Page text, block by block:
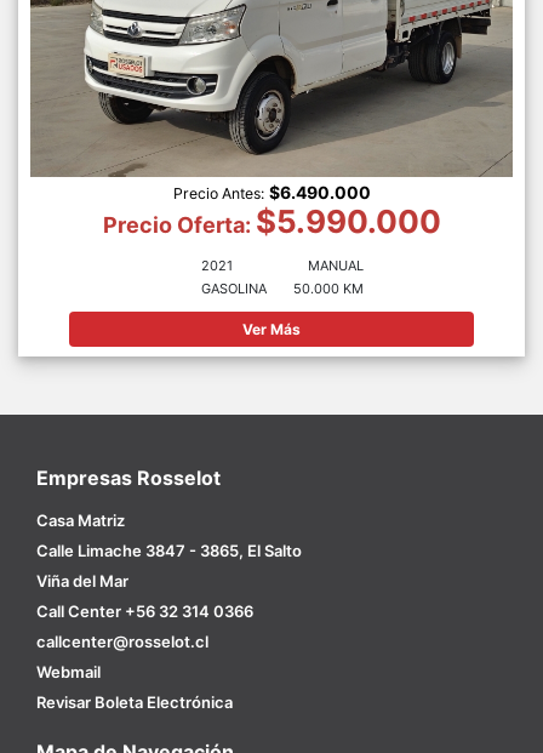
Precio Antes: $6.490.000
Precio Oferta: $5.990.000
2021
GASOLINA
MANUAL
50.000 KM
Ver Más
Empresas Rosselot
Casa Matriz
Calle Limache 3847 - 3865, El Salto
Viña del Mar
Call Center +56 32 314 0366
callcenter@rosselot.cl
Webmail
Revisar Boleta Electrónica